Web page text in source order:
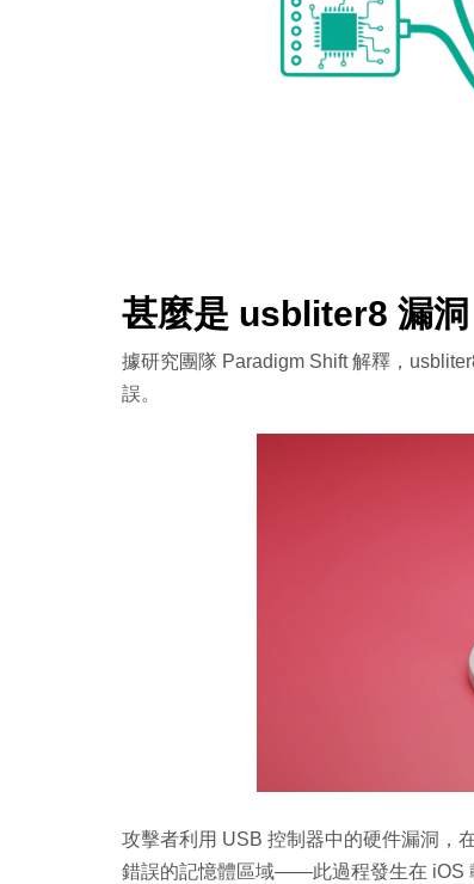
甚麼是 usbliter8 漏
據研究團隊 Paradigm Shift 解釋，
誤。
攻擊者利用 USB 控制器中的硬件漏洞，
錯誤的記憶體區域——此過程發生在 iOS